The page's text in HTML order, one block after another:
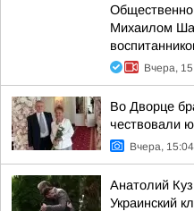
Михаилом
Вчера,
Во Дворце
чествовали
Вчера, 15:04
Анатолий
Украинский